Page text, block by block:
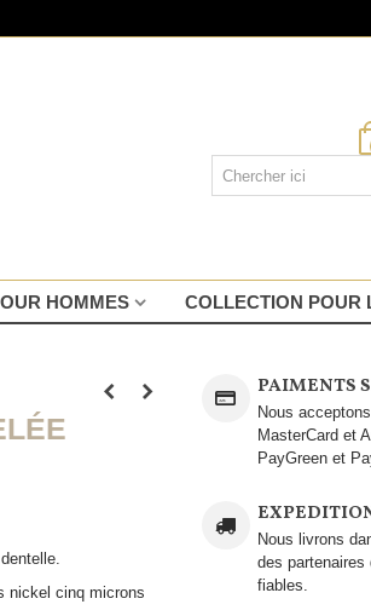
HOMMES COLLECTION POUR
nickel cinq microns
PAIMENTS
Nous
MasterCard et
PayGreen et
Nous livrons
des partenaires
fiables.